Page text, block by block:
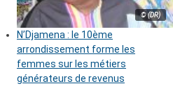
© (DR)
N’Djamena : le 10ème
arrondissement forme les
femmes sur les métiers
générateurs de revenus